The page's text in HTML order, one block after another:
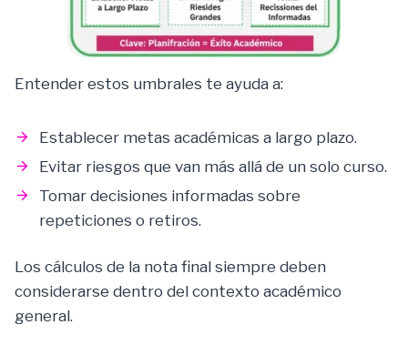
Entender estos umbrales te ayuda a:
Establecer metas académicas a largo plazo.
Evitar riesgos que van más allá de un solo curso.
Tomar decisiones informadas sobre
repeticiones o retiros.
Los cálculos de la nota final siempre deben
considerarse dentro del contexto académico
general.